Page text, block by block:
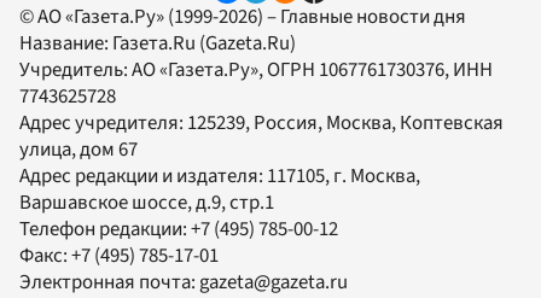
© АО «Газета.Ру» (1999-2026) – Главные новости дня
Название: Газета.Ru (Gazeta.Ru)
Учредитель:АО «Газета.Ру», ОГРН 1067761730376, ИНН
7743625728
Адрес учредителя: 125239, Россия, Москва, Коптевская
улица, дом 67
Адрес редакции и издателя: 117105, г. Москва,
Варшавское шоссе, д.9, стр.1
Телефон редакции:+7 (495) 785-00-12
Факс:+7 (495) 785-17-01
Электронная почта: gazeta@gazeta.ru